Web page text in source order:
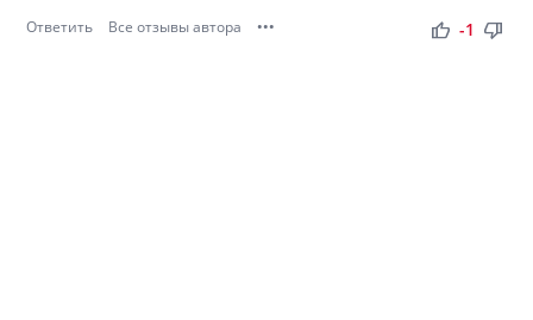
Ответить Все отзывы автора ••• thumb_up thumb_down
-1